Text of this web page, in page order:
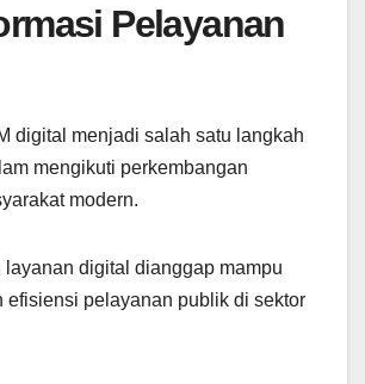
Pelayanan
digital menjadi salah satu langkah
mengikuti perkembangan
modern.
layanan digital dianggap mampu
efisiensi pelayanan publik di sektor